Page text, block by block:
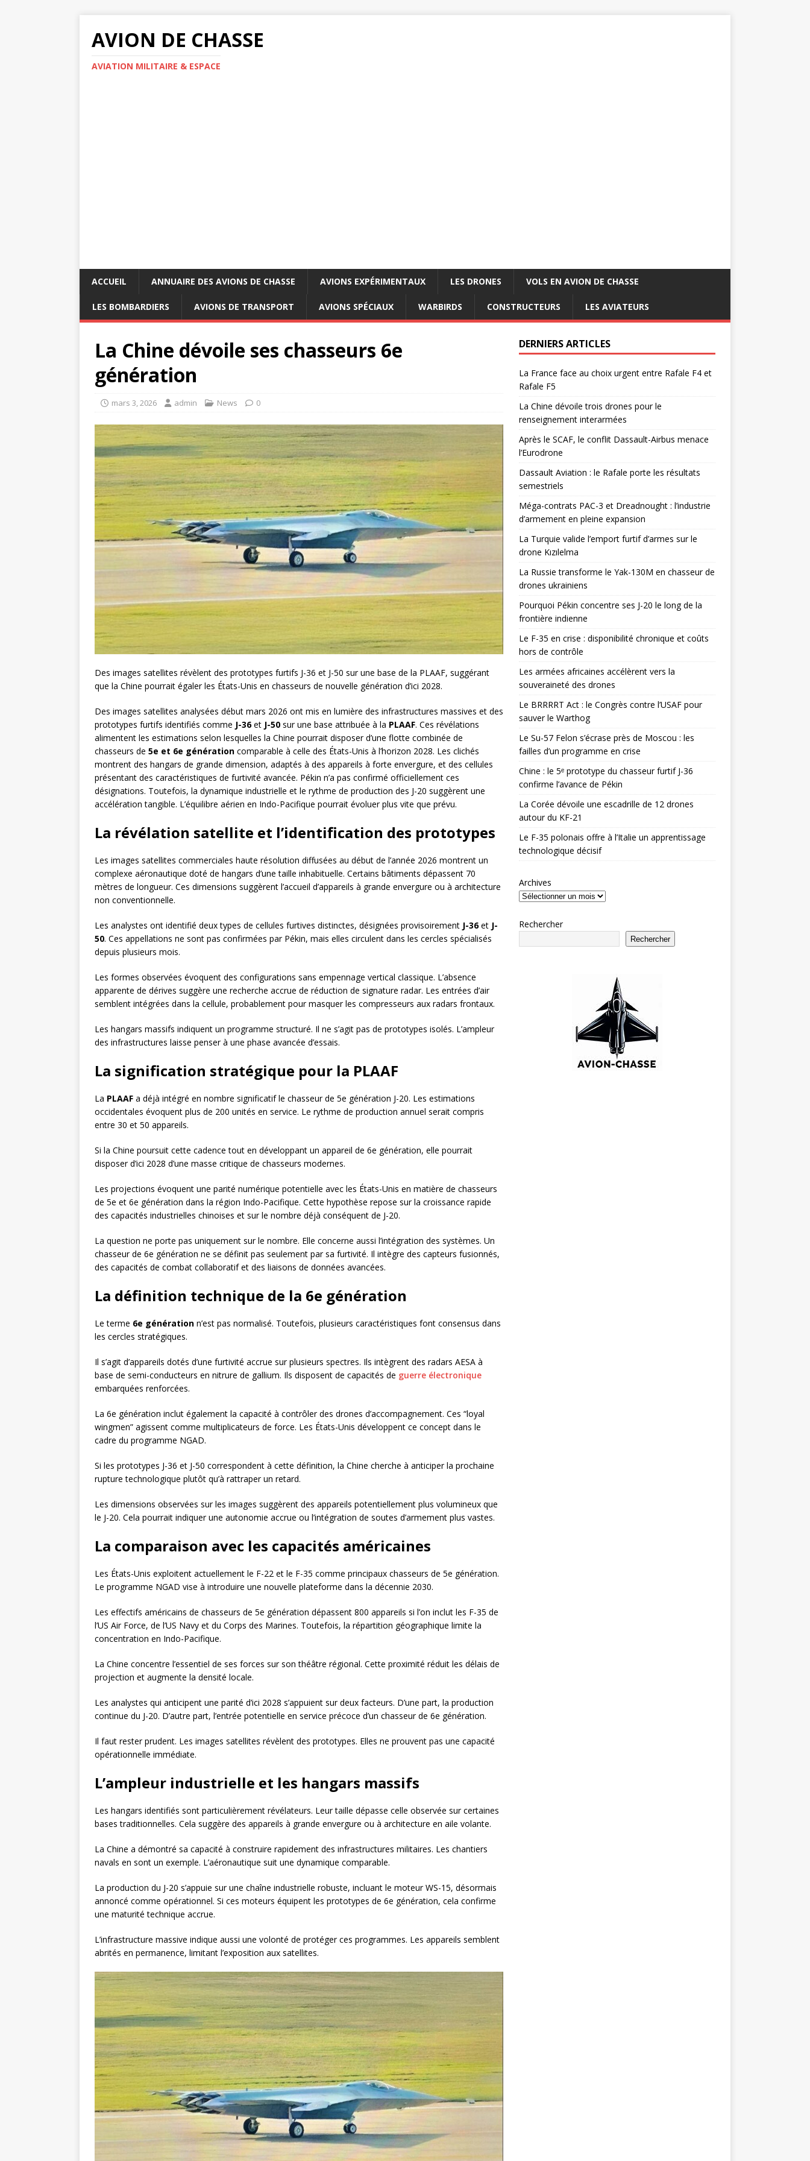
AVION DE CHASSE
AVIATION MILITAIRE & ESPACE
ACCUEIL ANNUAIRE DES AVIONS DE CHASSE AVIONS EXPÉRIMENTAUX LES DRONES VOLS EN AVION DE CHASSE
LES BOMBARDIERS AVIONS DE TRANSPORT AVIONS SPÉCIAUX WARBIRDS CONSTRUCTEURS LES AVIATEURS
La Chine dévoile ses chasseurs 6e
génération
mars 3, 2026 admin News 0
Des images satellites révèlent des prototypes furtifs J-36 et J-50 sur une base de la PLAAF, suggérant
que la Chine pourrait égaler les États-Unis en chasseurs de nouvelle génération d’ici 2028.
Des images satellites analysées début mars 2026 ont mis en lumière des infrastructures massives et des
prototypes furtifs identifiés comme J-36et J-50 sur une base attribuée à la PLAAF. Ces révélations
alimentent les estimations selon lesquelles la Chine pourrait disposer d’une flotte combinée de
chasseurs de 5e et 6e génération comparable à celle des États-Unis à l’horizon 2028. Les clichés
montrent des hangars de grande dimension, adaptés à des appareils à forte envergure, et des cellules
présentant des caractéristiques de furtivité avancée. Pékin n’a pas confirmé officiellement ces
désignations. Toutefois, la dynamique industrielle et le rythme de production des J-20 suggèrent une
accélération tangible. L’équilibre aérien en Indo-Pacifique pourrait évoluer plus vite que prévu.
La révélation satellite et l’identification des prototypes
Les images satellites commerciales haute résolution diffusées au début de l’année 2026 montrent un
complexe aéronautique doté de hangars d’une taille inhabituelle. Certains bâtiments dépassent 70
mètres de longueur. Ces dimensions suggèrent l’accueil d’appareils à grande envergure ou à architecture
non conventionnelle.
Les analystes ont identifié deux types de cellules furtives distinctes, désignées provisoirement J-36et J-
50. Ces appellations ne sont pas confirmées par Pékin, mais elles circulent dans les cercles spécialisés
depuis plusieurs mois.
Les formes observées évoquent des configurations sans empennage vertical classique. L’absence
apparente de dérives suggère une recherche accrue de réduction de signature radar. Les entrées d’air
semblent intégrées dans la cellule, probablement pour masquer les compresseurs aux radars frontaux.
Les hangars massifs indiquent un programme structuré. Il ne s’agit pas de prototypes isolés. L’ampleur
des infrastructures laisse penser à une phase avancée d’essais.
La signification stratégique pour la PLAAF
La PLAAF a déjà intégré en nombre significatif le chasseur de 5e génération J-20. Les estimations
occidentales évoquent plus de 200 unités en service. Le rythme de production annuel serait compris
entre 30 et 50 appareils.
Si la Chine poursuit cette cadence tout en développant un appareil de 6e génération, elle pourrait
disposer d’ici 2028 d’une masse critique de chasseurs modernes.
Les projections évoquent une parité numérique potentielle avec les États-Unis en matière de chasseurs
de 5e et 6e génération dans la région Indo-Pacifique. Cette hypothèse repose sur la croissance rapide
des capacités industrielles chinoises et sur le nombre déjà conséquent de J-20.
La question ne porte pas uniquement sur le nombre. Elle concerne aussi l’intégration des systèmes. Un
chasseur de 6e génération ne se définit pas seulement par sa furtivité. Il intègre des capteurs fusionnés,
des capacités de combat collaboratif et des liaisons de données avancées.
La définition technique de la 6e génération
Le terme 6e génération n’est pas normalisé. Toutefois, plusieurs caractéristiques font consensus dans
les cercles stratégiques.
Il s’agit d’appareils dotés d’une furtivité accrue sur plusieurs spectres. Ils intègrent des radars AESA à
base de semi-conducteurs en nitrure de gallium. Ils disposent de capacités de guerre électronique
embarquées renforcées.
La 6e génération inclut également la capacité à contrôler des drones d’accompagnement. Ces “loyal
wingmen” agissent comme multiplicateurs de force. Les États-Unis développent ce concept dans le
cadre du programme NGAD.
Si les prototypes J-36 et J-50 correspondent à cette définition, la Chine cherche à anticiper la prochaine
rupture technologique plutôt qu’à rattraper un retard.
Les dimensions observées sur les images suggèrent des appareils potentiellement plus volumineux que
le J-20. Cela pourrait indiquer une autonomie accrue ou l’intégration de soutes d’armement plus vastes.
La comparaison avec les capacités américaines
Les États-Unis exploitent actuellement le F-22 et le F-35 comme principaux chasseurs de 5e génération.
Le programme NGAD vise à introduire une nouvelle plateforme dans la décennie 2030.
Les effectifs américains de chasseurs de 5e génération dépassent 800 appareils si l’on inclut les F-35 de
l’US Air Force, de l’US Navy et du Corps des Marines. Toutefois, la répartition géographique limite la
concentration en Indo-Pacifique.
La Chine concentre l’essentiel de ses forces sur son théâtre régional. Cette proximité réduit les délais de
projection et augmente la densité locale.
Les analystes qui anticipent une parité d’ici 2028 s’appuient sur deux facteurs. D’une part, la production
continue du J-20. D’autre part, l’entrée potentielle en service précoce d’un chasseur de 6e génération.
Il faut rester prudent. Les images satellites révèlent des prototypes. Elles ne prouvent pas une capacité
opérationnelle immédiate.
L’ampleur industrielle et les hangars massifs
Les hangars identifiés sont particulièrement révélateurs. Leur taille dépasse celle observée sur certaines
bases traditionnelles. Cela suggère des appareils à grande envergure ou à architecture en aile volante.
La Chine a démontré sa capacité à construire rapidement des infrastructures militaires. Les chantiers
navals en sont un exemple. L’aéronautique suit une dynamique comparable.
La production du J-20 s’appuie sur une chaîne industrielle robuste, incluant le moteur WS-15, désormais
annoncé comme opérationnel. Si ces moteurs équipent les prototypes de 6e génération, cela confirme
une maturité technique accrue.
L’infrastructure massive indique aussi une volonté de protéger ces programmes. Les appareils semblent
abrités en permanence, limitant l’exposition aux satellites.
DERNIERS ARTICLES
La France face au choix urgent entre Rafale F4 et
Rafale F5
La Chine dévoile trois drones pour le
renseignement interarmées
Après le SCAF, le conflit Dassault-Airbus menace
l’Eurodrone
Dassault Aviation : le Rafale porte les résultats
semestriels
Méga-contrats PAC-3 et Dreadnought : l’industrie
d’armement en pleine expansion
La Turquie valide l’emport furtif d’armes sur le
drone Kızılelma
La Russie transforme le Yak-130M en chasseur de
drones ukrainiens
Pourquoi Pékin concentre ses J-20 le long de la
frontière indienne
Le F-35 en crise : disponibilité chronique et coûts
hors de contrôle
Les armées africaines accélèrent vers la
souveraineté des drones
Le BRRRRT Act : le Congrès contre l’USAF pour
sauver le Warthog
Le Su-57 Felon s’écrase près de Moscou : les
failles d’un programme en crise
Chine : le 5ᵉ prototype du chasseur furtif J-36
confirme l’avance de Pékin
La Corée dévoile une escadrille de 12 drones
autour du KF-21
Le F-35 polonais offre à l’Italie un apprentissage
technologique décisif
Archives
Rechercher
Rechercher